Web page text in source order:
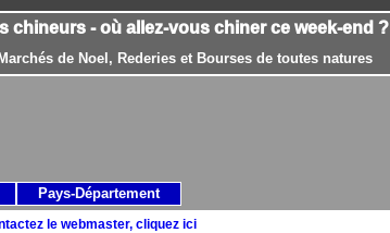
chineurs - où allez-vous chiner ce week-end ?
de Noel, Rederies et Bourses de toutes natures
le webmaster, cliquez ici
Pays-Département